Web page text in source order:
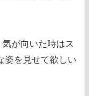
が向いた時はス
姿を見せて欲しい